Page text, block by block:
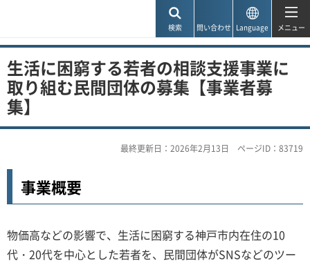
検索 問い合わせ Language メニュー
生活に困窮する若者の相談支援事業に
取り組む民間団体の募集【事業者募
集】
最終更新日：2026年2月13日 ページID：83719
事業概要
物価高などの影響で、生活に困窮する神戸市内在住の10
代・20代を中心とした若者を、民間団体がSNSなどのツー